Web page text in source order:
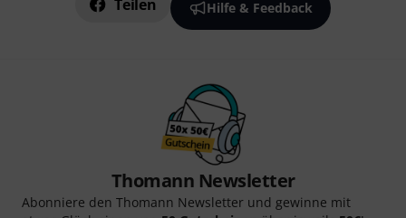
Teilen Hilfe & Feedback
Thomann Newsletter
Abonniere den Thomann Newsletter und gewinne mit